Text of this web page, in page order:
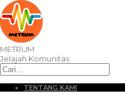
METRUM
Jelajah Komunitas
TENTANG KAMI